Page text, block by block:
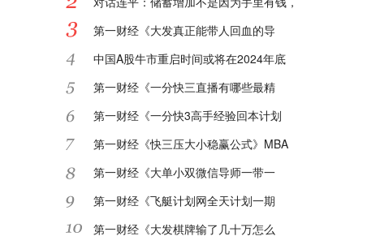
第一财经《大发真正能带人回血的导
中国A股牛市重启时间或将在2024年底
第一财经《一分快三直播有哪些最精
第一财经《一分快3高手经验回本计划
第一财经《快三压大小稳赢公式》MBA
第一财经《大单小双微信导师一带一
第一财经《飞艇计划网全天计划一期
第一财经《大发棋牌输了几十万怎么